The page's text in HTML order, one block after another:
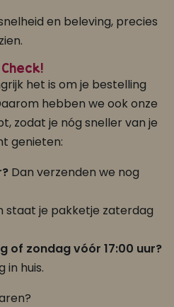
en beleving, precies
het is om je bestelling
hebben we ook onze
zodat je nóg sneller van je
genieten:
Dan verzenden we nog
staat je pakketje zaterdag
of zondag vóór 17:00 uur?
in huis.